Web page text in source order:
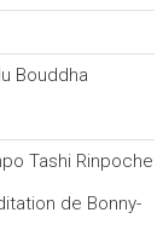
Bouddha
Tashi Rinpoche
de Bonny-